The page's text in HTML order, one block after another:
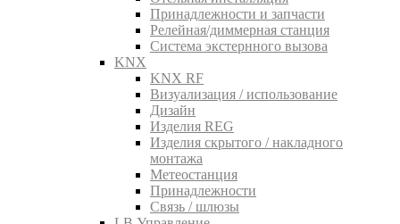
Принадлежности и запчасти
Релейная/диммерная станция
Система экстернного вызова
KNX
KNX RF
Визуализация / использование
Дизайн
Изделия REG
Изделия скрытого / накладного
монтажа
Метеостанция
Принадлежности
Связь / шлюзы